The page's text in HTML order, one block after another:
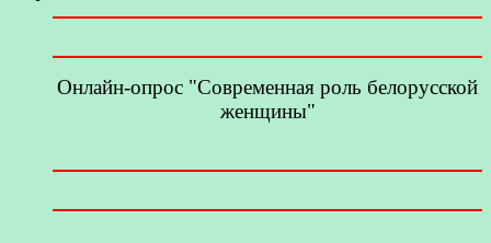
Онлайн-опрос "Современная роль белорусской
женщины"